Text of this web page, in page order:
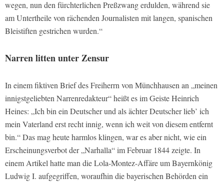
wegen, nun den fürchterlichen Preßzwang erdulden, während sie
am Untertheile von rächenden Journalisten mit langen, spanischen
Bleistiften gestrichen wurden.“
Narren litten unter Zensur
In einem fiktiven Brief des Freiherrn von Münchhausen an „meinen
innigstgeliebten Narrenredakteur“ heißt es im Geiste Heinrich
Heines: „Ich bin ein Deutscher und als ächter Deutscher lieb’ ich
mein Vaterland erst recht innig, wenn ich weit von diesem entfernt
bin.“ Das mag heute harmlos klingen, war es aber nicht, wie ein
Erscheinungsverbot der „Narhalla“ im Februar 1844 zeigte. In
einem Artikel hatte man die Lola-Montez-Aﬀäre um Bayernkönig
Ludwig I. aufgegriﬀen, woraufhin die bayerischen Behörden ein